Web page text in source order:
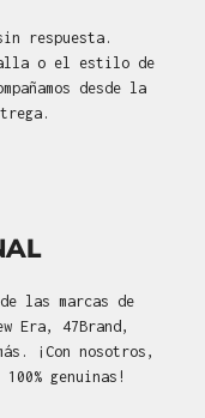
respuesta.
o el estilo de
desde la
las marcas de
Era, 47Brand,
¡Con nosotros,
genuinas!